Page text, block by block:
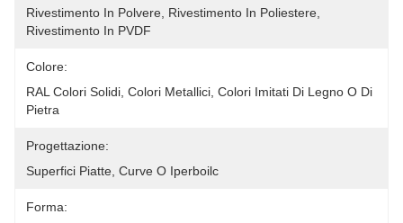
Rivestimento In Polvere, Rivestimento In Poliestere,
Rivestimento In PVDF
Colore:
RAL Colori Solidi, Colori Metallici, Colori Imitati Di Legno O Di
Pietra
Progettazione:
Superfici Piatte, Curve O Iperboilc
Forma: